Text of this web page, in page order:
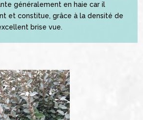
généralement en haie car il
et constitue, grâce à la densité de
brise vue.